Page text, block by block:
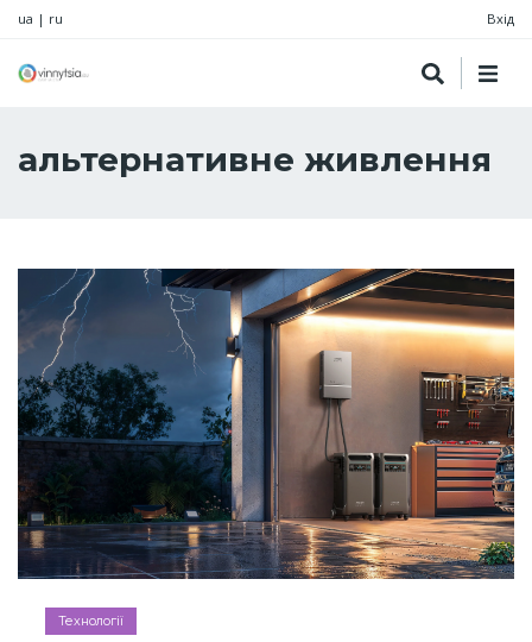
ua | ru Вхід
альтернативне живлення
Технології